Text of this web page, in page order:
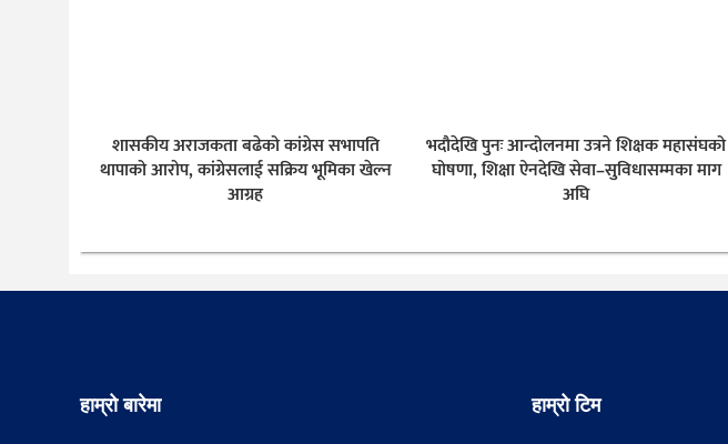
शासकीय अराजकता बढेको कांग्रेस सभापति
थापाको आरोप, कांग्रेसलाई सक्रिय भूमिका खेल्न
आग्रह
भदौदेखि पुनः आन्दोलनमा उत्रने शिक्षक महासंघको
घोषणा, शिक्षा ऐनदेखि सेवा–सुविधासम्मका माग
अघि
हाम्रो बारेमा हाम्रो टिम